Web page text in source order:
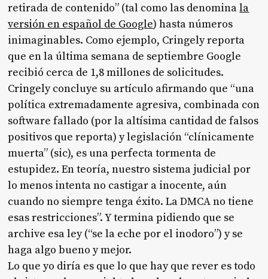
retirada de contenido” (tal como las denominala
versión en español de Google) hasta números
inimaginables. Como ejemplo, Cringely reporta
que en la última semana de septiembre Google
recibió cerca de 1,8 millones de solicitudes.
Cringely concluye su artículo afirmando que “una
política extremadamente agresiva, combinada con
software fallado (por la altísima cantidad de falsos
positivos que reporta) y legislación “clínicamente
muerta” (sic), es una perfecta tormenta de
estupidez. En teoría, nuestro sistema judicial por
lo menos intenta no castigar a inocente, aún
cuando no siempre tenga éxito. La DMCA no tiene
esas restricciones”. Y termina pidiendo que se
archive esa ley (“se la eche por el inodoro”) y se
haga algo bueno y mejor.
Lo que yo diría es que lo que hay que rever es todo